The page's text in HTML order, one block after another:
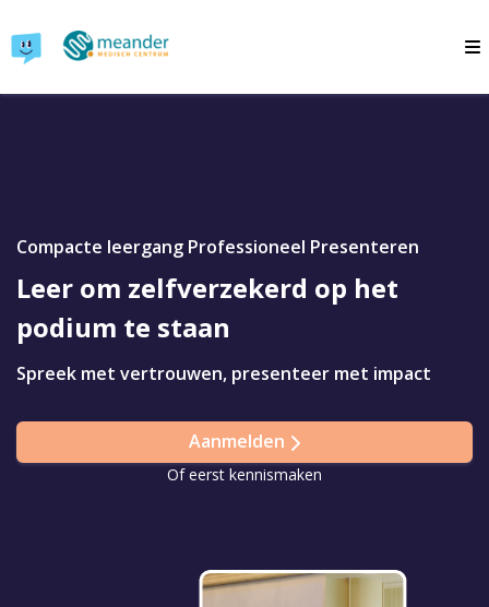
Compacte leergang Professioneel Presenteren
Leer om zelfverzekerd op het
podium te staan
Spreek met vertrouwen, presenteer met impact
Aanmelden
Of eerst kennismaken